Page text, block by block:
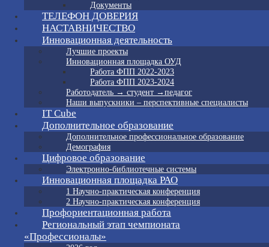
Документы
ТЕЛЕФОН ДОВЕРИЯ
НАСТАВНИЧЕСТВО
Инновационная деятельность
Лучшие проекты
Инновационная площадка ОУД
Работа ФПП 2022-2023
Работа ФПП 2023-2024
Работодатель → студент →педагог
Наши выпускники – перспективные специалисты
IT Cube
Дополнительное образование
Дополнительное профессиональное образование
Демография
Цифровое образование
Электронно-библиотечные системы
Инновационная площадка РАО
1 Научно-практическая конференция
2 Научно-практическая конференция
Профориентационная работа
Региональный этап чемпионата
«Профессионалы»